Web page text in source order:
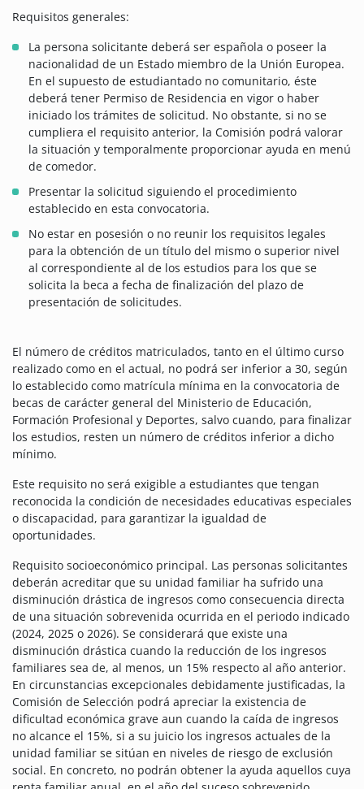
Requisitos generales:
La persona solicitante deberá ser española o poseer la
nacionalidad de un Estado miembro de la Unión Europea.
En el supuesto de estudiantado no comunitario, éste
deberá tener Permiso de Residencia en vigor o haber
iniciado los trámites de solicitud. No obstante, si no se
cumpliera el requisito anterior, la Comisión podrá valorar
la situación y temporalmente proporcionar ayuda en menú
de comedor.
Presentar la solicitud siguiendo el procedimiento
establecido en esta convocatoria.
No estar en posesión o no reunir los requisitos legales
para la obtención de un título del mismo o superior nivel
al correspondiente al de los estudios para los que se
solicita la beca a fecha de finalización del plazo de
presentación de solicitudes.
El número de créditos matriculados, tanto en el último curso
realizado como en el actual, no podrá ser inferior a 30, según
lo establecido como matrícula mínima en la convocatoria de
becas de carácter general del Ministerio de Educación,
Formación Profesional y Deportes, salvo cuando, para finalizar
los estudios, resten un número de créditos inferior a dicho
mínimo.
Este requisito no será exigible a estudiantes que tengan
reconocida la condición de necesidades educativas especiales
o discapacidad, para garantizar la igualdad de
oportunidades.
Requisito socioeconómico principal. Las personas solicitantes
deberán acreditar que su unidad familiar ha sufrido una
disminución drástica de ingresos como consecuencia directa
de una situación sobrevenida ocurrida en el periodo indicado
(2024, 2025 o 2026). Se considerará que existe una
disminución drástica cuando la reducción de los ingresos
familiares sea de, al menos, un 15% respecto al año anterior.
En circunstancias excepcionales debidamente justificadas, la
Comisión de Selección podrá apreciar la existencia de
dificultad económica grave aun cuando la caída de ingresos
no alcance el 15%, si a su juicio los ingresos actuales de la
unidad familiar se sitúan en niveles de riesgo de exclusión
social. En concreto, no podrán obtener la ayuda aquellos cuya